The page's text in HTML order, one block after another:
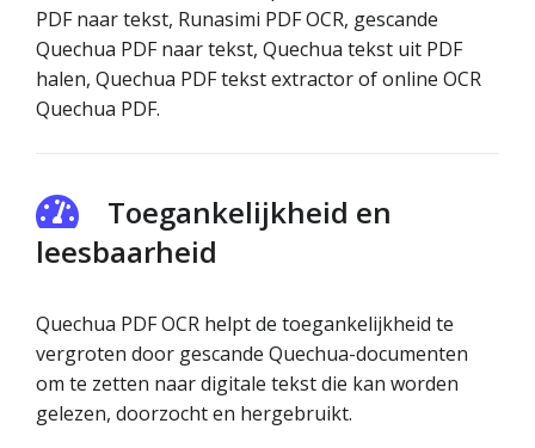
PDF naar tekst, Runasimi PDF OCR, gescande
Quechua PDF naar tekst, Quechua tekst uit PDF
halen, Quechua PDF tekst extractor of online OCR
Quechua PDF.
Toegankelijkheid en
leesbaarheid
Quechua PDF OCR helpt de toegankelijkheid te
vergroten door gescande Quechua-documenten
om te zetten naar digitale tekst die kan worden
gelezen, doorzocht en hergebruikt.